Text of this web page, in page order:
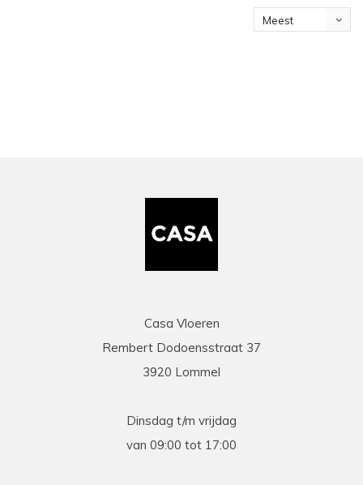
Meest
Casa Vloeren
Rembert Dodoensstraat 37
3920 Lommel
Dinsdag t/m vrijdag
van 09:00 tot 17:00